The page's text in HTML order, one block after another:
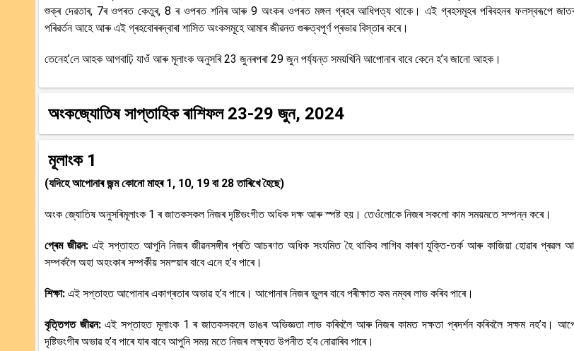
শুক্ৰ দেৱতাৰ, 7ৰ ওপৰত কেতুৰ, 8 ৰ ওপৰত শনিৰ আৰু 9 অংকৰ ওপৰত মঙ্গল গ্ৰহৰ আধিপত্য থাকে। এই গ্ৰহসমূহৰ পৰিবহনৰ ফলস্বৰূপে
পৰিৱৰ্তন আহে আৰু এই গ্ৰহবোৰৰদ্বাৰা শাসিত অংকসমূহে আমাৰ জীৱনত গুৰুত্বপূৰ্ণ প্ৰভাৱ বিস্তাৰ কৰে।
তেনেহ’লে আহক আগবাঢ়ি যাওঁ আৰু মূলাংক অনুসৰি 23 জুনৰপৰা 29 জুন পৰ্য্যন্ত সময়খিনি আপোনাৰ বাবে কেনে হ’ব জানো আহক।
অংকজ্যোতিষ সাপ্তাহিক ৰাশিফল 23-29 জুন, 2024
মূলাংক 1
(যদিহে আপোনাৰ জন্ম কোনো মাহৰ 1, 10, 19 বা 28 তাৰিখে হৈছে)
অংক জ্যোতিষ অনুসৰিমূলাংক 1 ৰ জাতকসকল নিজৰ দৃষ্টিভংগীত অধিক দক্ষ আৰু স্পষ্ট হয়। তেওঁলোকে নিজৰ সকলো কাম সময়মতে সম্পন্ন কৰে।
প্ৰেম জীৱন:এই সপ্তাহত আপুনি নিজৰ জীৱনসঙ্গীৰ প্ৰতি আচৰণত অধিক সংযমিত হৈ থাকিব লাগিব কাৰণ যুক্তি-তৰ্ক আৰু কাজিয়া হোৱাৰ
সম্পৰ্কলৈ অহা অহংকাৰ সম্পৰ্কীয় সমস্য়াৰ বাবে এনে হ’ব পাৰে।
শিক্ষা: এই সপ্তাহত আপোনাৰ একাগ্ৰতাৰ অভাৱ হ’ব পাৰে। আপোনাৰ নিজৰ ভুলৰ বাবে পৰীক্ষাত কম নম্বৰ লাভ কৰিব পাৰে।
বৃত্তিগত জীৱন:এই সপ্তাহত মূলাংক 1 ৰ জাতকসকলে ডাঙৰ অভিজ্ঞতা লাভ কৰিবলৈ আৰু নিজৰ কামত দক্ষতা প্ৰদৰ্শন কৰিবলৈ সক্ষম নহ’ব।
দৃষ্টিভংগীৰ অভাৱ হ’ব পাৰে যাৰ বাবে আপুনি সময় মতে নিজৰ লক্ষ্যত উপনীত হ’ব নোৱাৰিব পাৰে।